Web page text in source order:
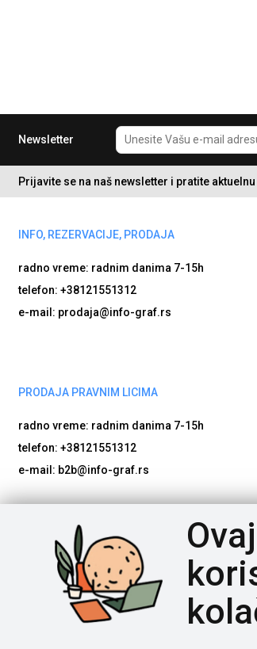
Newsletter
Prijavite se na naš newsletter i pratite
INFO, REZERVACIJE, PRODAJA
radno vreme: radnim danima 7-15h
telefon: +38121551312
e-mail: prodaja@info-graf.rs
PRODAJA PRAVNIM LICIMA
radno vreme: radnim danima 7-15h
telefon: +38121551312
e-mail: b2b@info-graf.rs
potrebno nam je vreme da
bude proveren, da artikli imaju